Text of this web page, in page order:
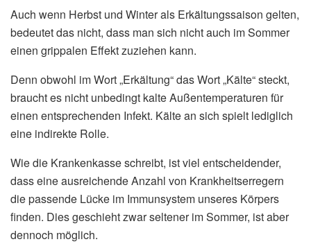
Auch wenn Herbst und Winter als Erkältungssaison gelten,
bedeutet das nicht, dass man sich nicht auch im Sommer
einen grippalen Effekt zuziehen kann.
Denn obwohl im Wort „Erkältung“ das Wort „Kälte“ steckt,
braucht es nicht unbedingt kalte Außentemperaturen für
einen entsprechenden Infekt. Kälte an sich spielt lediglich
eine indirekte Rolle.
Wie die Krankenkasse schreibt, ist viel entscheidender,
dass eine ausreichende Anzahl von Krankheitserregern
die passende Lücke im Immunsystem unseres Körpers
finden. Dies geschieht zwar seltener im Sommer, ist aber
dennoch möglich.